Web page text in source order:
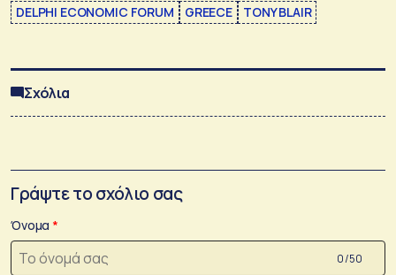
DELPHI ECONOMIC FORUM GREECE TONY BLAIR
Σχόλια
Γράψτε το σχόλιο σας
Όνομα
0 /50